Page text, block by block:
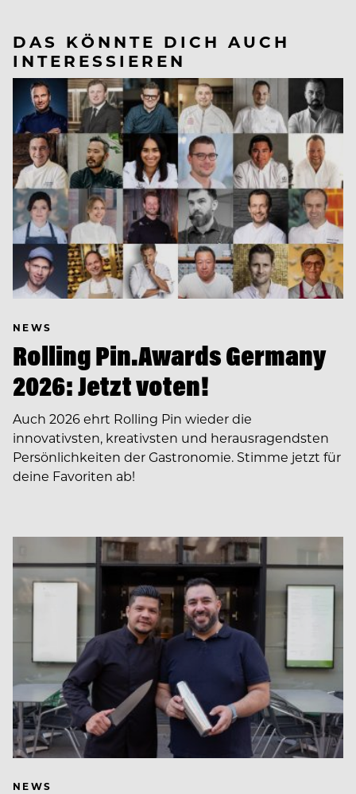
DAS KÖNNTE DICH AUCH
INTERESSIEREN
NEWS
Rolling Pin.Awards Germany
2026: Jetzt voten!
Auch 2026 ehrt Rolling Pin wieder die
innovativsten, kreativsten und herausragendsten
Persönlichkeiten der Gastronomie. Stimme jetzt für
deine Favoriten ab!
NEWS